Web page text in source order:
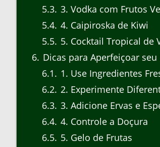
5.3 3. Vodka com Frutos
5.4 4. Caipiroska de Kiwi
5.5 5. Cocktail Tropical de
6 Dicas para Aperfeiçoar
6.1
1. Use Ingredientes
6.2 2. Experimente
6.3 3. Adicione Ervas e
6.4 4. Controle a Doçura
6.5 5. Gelo de Frutas